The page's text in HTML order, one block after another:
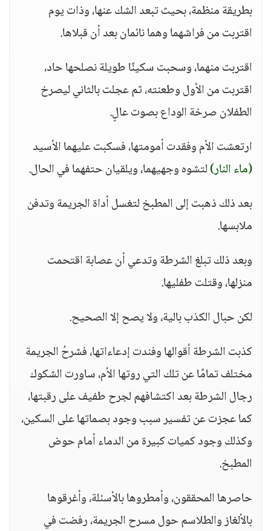
بطريقة منظمة، بحيث تبعد الشك عنها، وذات يوم
اقتربت من فراشهما وهما نائمان بعد أن قبلاها.
اقتربت منهما، وسحبت سكينًا طويلة نصلحها حاد،
اقتربت من الأول وطعنته، ثم عجلت بالثاني ليصرخ
الطفلان صرخة الوداع بصوت عالٍ.
ارتعشت الأم وفقدت أمومتها، فسكبت عليهما الأسيد
(ماء النار)لتشوه وجهيهما، ويلقيان حتفهما في الحال.
بعد ذلك ذهبت إلى المطبخ لتغسل أداة الجريمة وتدفن
ملابسها.
وبعد ذلك تبلغ الشرطة وتدعي أن عصابة اقتحمت
منزلها، وقتلت طفليها.
لكن حبال الكذب بالية، ولا يصح إلا الصحيح.
كذبت الشرطة أقوالها وفندت إدعاءاتها، فشرحُ الجريمة
مختلف تمامًا عن تلك التي روتها الأم، ساورت الشكوك
رجال الشرطة بعد اكتشافهم لجرح طفيف على رقبتها،
كما عجزت عن تفسير سبب وجود بصماتها على السكين،
وكذلك وجود كميات كبيرة من الدماء أمام حوض
المطبخ.
حاصرها المحققون، وأمطروها بالأسئلة، وأغرقوها
بالألغاز والطلاسم حول مسرح الجريمة، رفضت في